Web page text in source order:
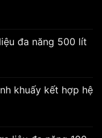
đa năng 500 lít
khuấy kết hợp hệ